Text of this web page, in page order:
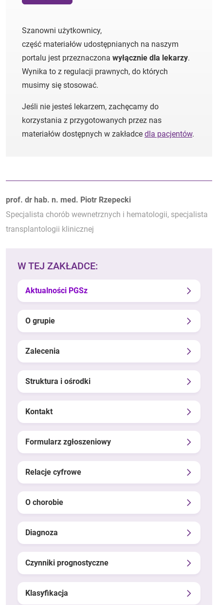
Szanowni użytkownicy,
część materiałów udostępnianych na naszym
portalu jest przeznaczona wyłącznie dla lekarzy.
Wynika to z regulacji prawnych, do których
musimy się stosować.
Jeśli nie jesteś lekarzem, zachęcamy do
korzystania z przygotowanych przez nas
materiałów dostępnych w zakładce dla pacjentów.
Autorzy:
prof. dr hab. n. med. Piotr Rzepecki
Specjalista chorób wewnetrznych i hematologii, specjalista
transplantologii klinicznej
W TEJ ZAKŁADCE:
Aktualności PGSz
O grupie
Zalecenia
Struktura i ośrodki
Kontakt
Formularz zgłoszeniowy
Relacje cyfrowe
O chorobie
Diagnoza
Czynniki prognostyczne
Klasyfikacja